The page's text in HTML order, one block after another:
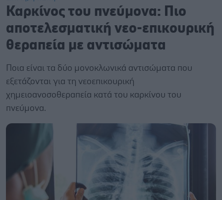
Καρκίνος του πνεύμονα: Πιο
αποτελεσματική νεο-επικουρική
θεραπεία με αντισώματα
Ποια είναι τα δύο μονοκλωνικά αντισώματα που
εξετάζονται για τη νεοεπικουρική
χημειοανοσοθεραπεία κατά του καρκίνου του
πνεύμονα.